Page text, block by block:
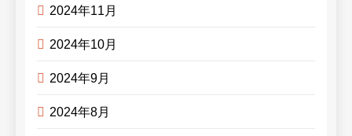
2024年11月
2024年10月
2024年9月
2024年8月